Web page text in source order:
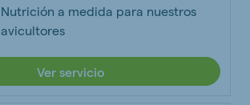
Nutrición a medida para nuestros
avicultores
Ver servicio